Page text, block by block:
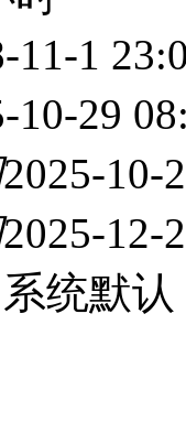
11-1
10-29
2025-10-
2025-12-
统默认